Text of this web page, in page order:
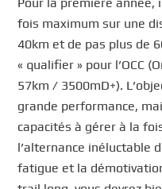
Pour la première
fois maximum sur une
40km et de pas plus de
« qualifier » pour l’OCC
57km / 3500mD+).
grande performance,
capacités à gérer à la
l’alternance inéluctable
fatigue et la